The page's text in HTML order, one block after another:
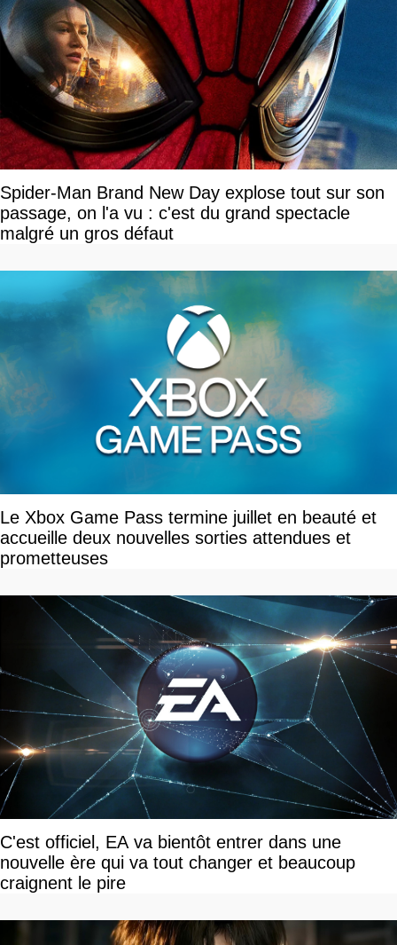
Spider-Man Brand New Day explose tout sur son
passage, on l'a vu : c'est du grand spectacle
malgré un gros défaut
Le Xbox Game Pass termine juillet en beauté et
accueille deux nouvelles sorties attendues et
prometteuses
C'est officiel, EA va bientôt entrer dans une
nouvelle ère qui va tout changer et beaucoup
craignent le pire